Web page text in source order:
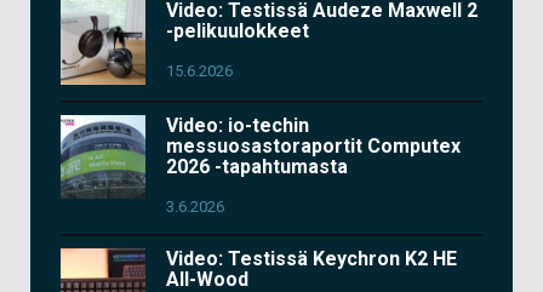
Video: Testissä Audeze Maxwell 2
-pelikuulokkeet
15.6.2026
Video: io-techin
messuosastoraportit Computex
2026 -tapahtumasta
3.6.2026
Video: Testissä Keychron K2 HE
All-Wood